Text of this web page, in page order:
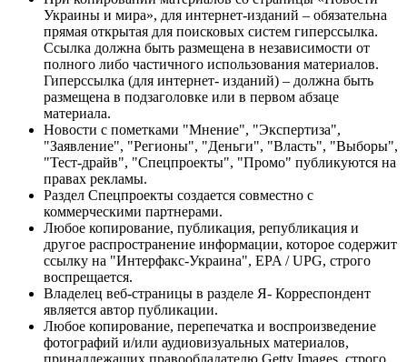
Украины и мира», для интернет-изданий – обязательна
прямая открытая для поисковых систем гиперссылка.
Ссылка должна быть размещена в независимости от
полного либо частичного использования материалов.
Гиперссылка (для интернет- изданий) – должна быть
размещена в подзаголовке или в первом абзаце
материала.
Новости с пометками "Мнение", "Экспертиза",
"Заявление", "Регионы", "Деньги", "Власть", "Выборы",
"Тест-драйв", "Спецпроекты", "Промо" публикуются на
правах рекламы.
Раздел Спецпроекты создается совместно с
коммерческими партнерами.
Любое копирование, публикация, републикация и
другое распространение информации, которое содержит
ссылку на "Интерфакс-Украина", EPA / UPG, строго
воспрещается.
Владелец веб-страницы в разделе Я- Корреспондент
является автор публикации.
Любое копирование, перепечатка и воспроизведение
фотографий и/или аудиовизуальных материалов,
принадлежащих правообладателю Getty Images, строго